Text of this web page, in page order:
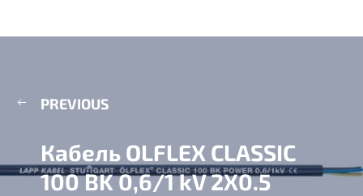
PREVIOUS
Кабель OLFLEX CLASSIC
100 BK 0,6/1 kV 2X0.5